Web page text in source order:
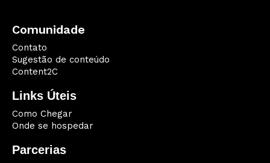
Comunidade
Contato
Sugestão de conteúdo
Content2C
Links Úteis
Como Chegar
Onde se hospedar
Parcerias